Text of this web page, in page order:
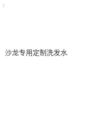
沙龙专用定制洗发水